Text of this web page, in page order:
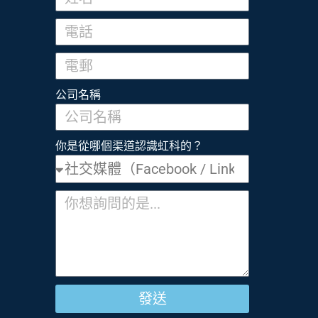
公司名稱
你是從哪個渠道認識虹科的？
發送